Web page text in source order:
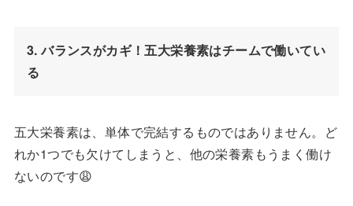
3. バランスがカギ！五大栄養素はチームで働いてい
る
五大栄養素は、単体で完結するものではありません。ど
れか1つでも欠けてしまうと、他の栄養素もうまく働け
ないのです😩